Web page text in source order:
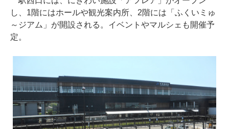
し、1階にはホールや観光案内所、2階には「ふくいミゅ
～ジアム」が開設される。イベントやマルシェも開催予
定。